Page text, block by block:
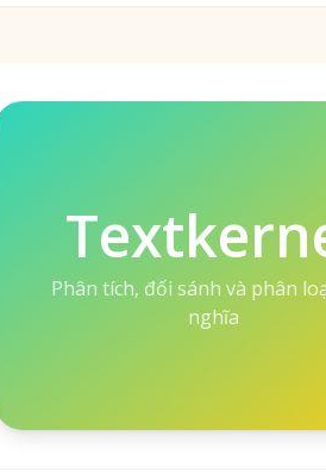
Phân tích, đối sánh và phân
nghĩa